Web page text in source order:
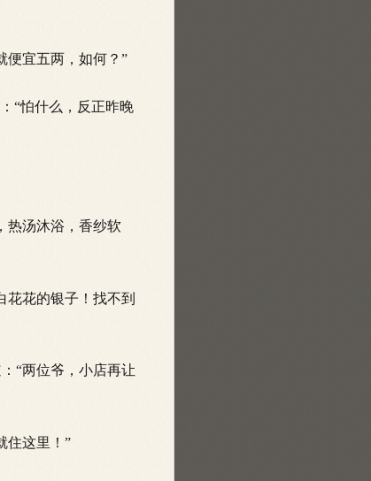
宜五两，如何？”
“怕什么，反正昨晚
汤沐浴，香纱软
花的银子！找不到
“两位爷，小店再让
住这里！”